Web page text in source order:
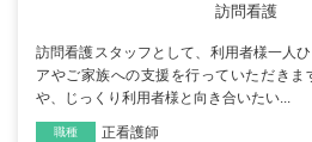
訪問看護
訪問看護スタッフとして、利用者様一人
アやご家族への支援を行っていただき
や、じっくり利用者様と向き合いたい...
職種 正看護師